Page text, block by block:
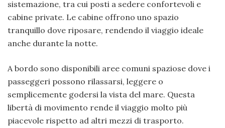
sistemazione, tra cui posti a sedere confortevoli e
cabine private. Le cabine offrono uno spazio
tranquillo dove riposare, rendendo il viaggio ideale
anche durante la notte.
A bordo sono disponibili aree comuni spaziose dove i
passeggeri possono rilassarsi, leggere o
semplicemente godersi la vista del mare. Questa
libertà di movimento rende il viaggio molto più
piacevole rispetto ad altri mezzi di trasporto.